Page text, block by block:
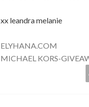
xx leandra melanie
ELYHANA.COM
MICHAEL KORS-